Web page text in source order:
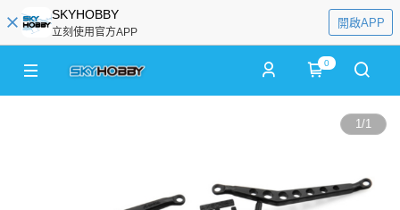
SKYHOBBY
立刻使用官方APP
開啟APP
0
1/1